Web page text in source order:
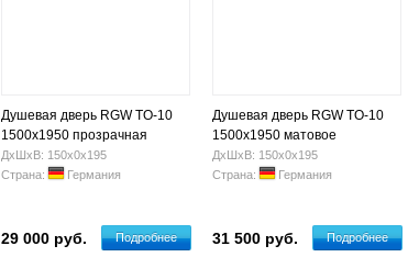
Душевая дверь RGW TO-10
1500x1950 прозрачная
ДхШхВ: 150х0х195
Страна:
Германия
29 000 руб. Подробнее
Душевая дверь RGW TO-10
1500x1950 матовое
ДхШхВ: 150х0х195
Страна:
Германия
31 500 руб. Подробнее